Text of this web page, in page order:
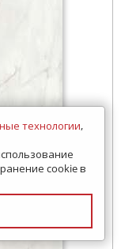
технологии,
cookie в